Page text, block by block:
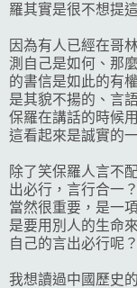
羅其實是很不想提
因為有人已經在哥
測自己是如何、那
的書信是如此的有
是其貌不揚的、言
保羅在講話的時候
這看起來是誠實的
除了笑保羅人言不
出必行，言行合一
當然很重要，是一
是要用別人的生命
自己的言出必行呢？
我想讀過中國歷史